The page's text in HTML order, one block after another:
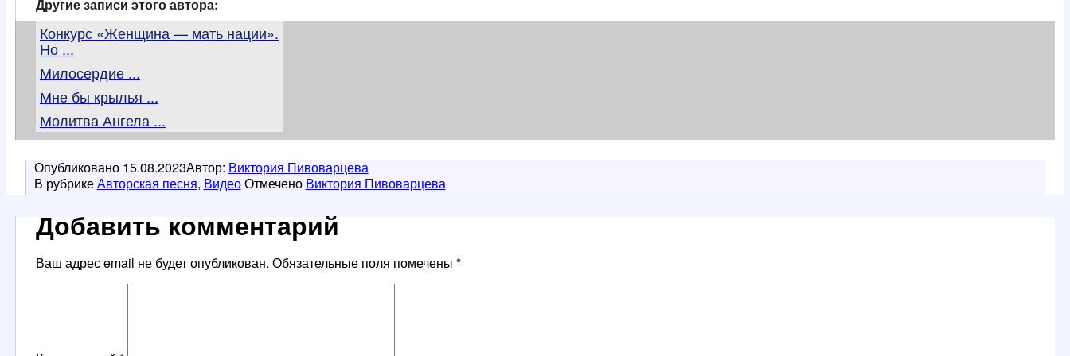
Другие записи этого автора:
Конкурс «Женщина — мать нации».
Но ...
Милосердие ...
Мне бы крылья ...
Молитва Ангела ...
Опубликовано 15.08.2023Автор: Виктория Пивоварцева
В рубрикеАвторская песня, ВидеоОтмечено Виктория Пивоварцева
Добавить комментарий
Ваш адрес email не будет опубликован. Обязательные поля помечены *